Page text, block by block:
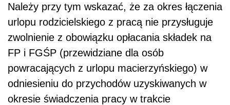
Należy przy tym wskazać, że za okres łączenia
urlopu rodzicielskiego z pracą nie przysługuje
zwolnienie z obowiązku opłacania składek na
FP i FGŚP (przewidziane dla osób
powracających z urlopu macierzyńskiego) w
odniesieniu do przychodów uzyskiwanych w
okresie świadczenia pracy w trakcie